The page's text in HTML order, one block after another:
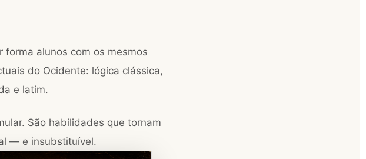
alunos com os mesmos
do Ocidente: lógica clássica,
e latim.
São habilidades que tornam
— e insubstituível.